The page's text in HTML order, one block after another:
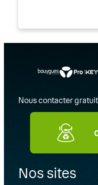
BeroNet
Réseau
Nous contacter
Nos sites